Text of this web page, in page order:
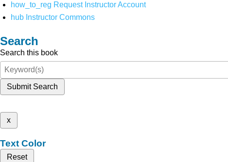
how_to_reg Request Instructor Account
hub Instructor Commons
Search
Search this book
Submit Search
x
Text Color
Reset